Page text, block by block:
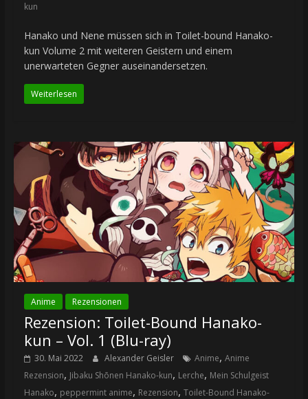
kun
Hanako und Nene müssen sich in Toilet-bound Hanako-
kun Volume 2 mit weiteren Geistern und einem
unerwarteten Gegner auseinandersetzen.
Weiterlesen
Anime Rezensionen
Rezension: Toilet-Bound Hanako-
kun – Vol. 1 (Blu-ray)
30. Mai 2022 Alexander Geisler Anime, Anime
Rezension, Jibaku Shōnen Hanako-kun, Lerche, Mein Schulgeist
Hanako, peppermint anime, Rezension, Toilet-Bound Hanako-